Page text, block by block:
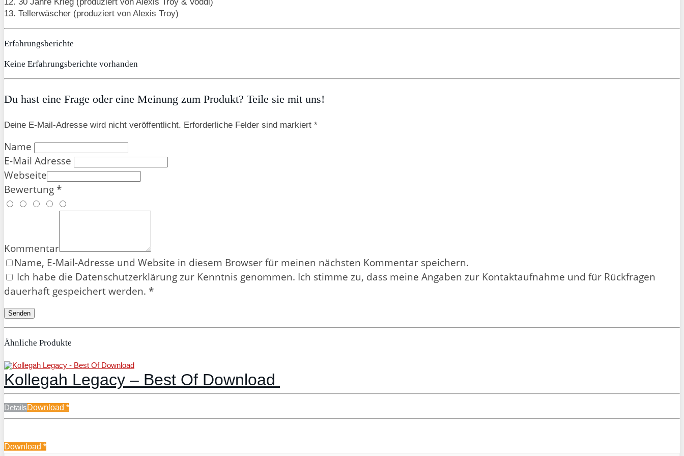
13. Tellerwäscher (produziert von Alexis Troy)
Erfahrungsberichte
Keine Erfahrungsberichte vorhanden
Du hast eine Frage oder eine Meinung zum Produkt? Teile sie mit uns!
Deine E-Mail-Adresse wird nicht veröffentlicht. Erforderliche Felder sind markiert *
Name
E-Mail Adresse
Webseite
Bewertung *
Kommentar
Name, E-Mail-Adresse und Website in diesem Browser für meinen nächsten Kommentar speichern.
Ich habe die Datenschutzerklärung zur Kenntnis genommen. Ich stimme zu, dass meine Angaben zur Kontaktaufnahme und für Rückfragen
dauerhaft gespeichert werden. *
Ähnliche Produkte
Kollegah Legacy – Best Of Download
DetailsDownload *
Download *